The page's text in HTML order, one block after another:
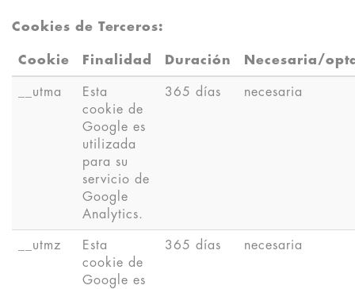
Cookies de Terceros:
Cookie Finalidad Duración Necesaria/
__utma
Esta
cookie de
Google es
utilizada
para su
servicio de
Google
Analytics.
365 días necesaria
__utmz
Esta
cookie de
Google es
365 días necesaria